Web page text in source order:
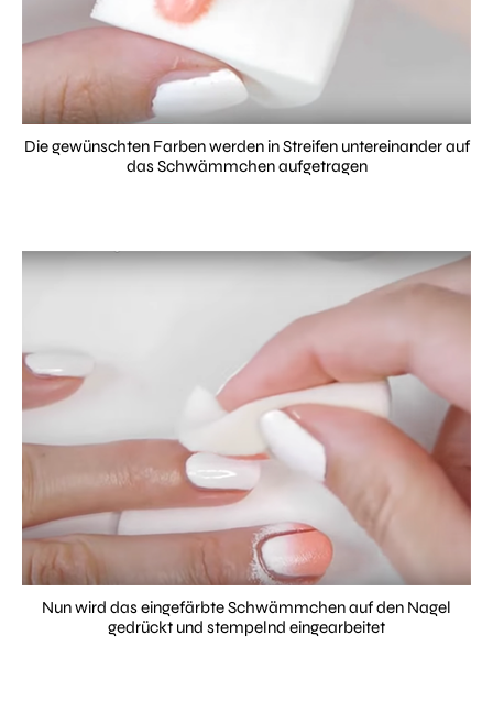
Die gewünschten Farben werden in Streifen untereinander auf
das Schwämmchen aufgetragen
Nun wird das eingefärbte Schwämmchen auf den Nagel
gedrückt und stempelnd eingearbeitet